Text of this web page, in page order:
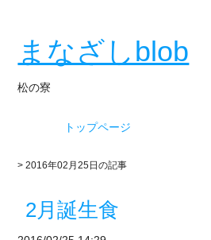
まなざしblob
松の寮
トップページ
> 2016年02月25日の記事
2月誕生食